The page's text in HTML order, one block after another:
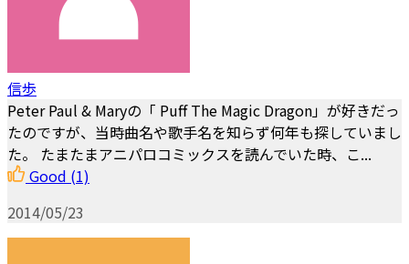
信歩
Peter Paul & Maryの「 Puff The Magic Dragon」が好きだっ
たのですが、当時曲名や歌手名を知らず何年も探していまし
た。 たまたまアニパロコミックスを読んでいた時、こ...
Good (1)
2014/05/23